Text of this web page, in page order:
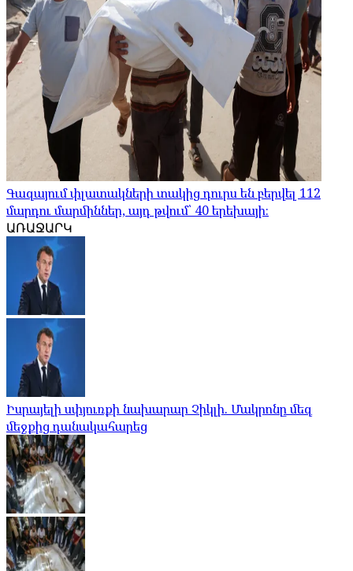
Գազայում փլատակների տակից դուրս են բերվել 112
մարդու մարմիններ, այդ թվում՝ 40 երեխայի։
ԱՌԱՋԱՐԿ
Իսրայելի սփյուռքի նախարար Չիկլի. Մակրոնը մեզ
մեջքից դանակահարեց